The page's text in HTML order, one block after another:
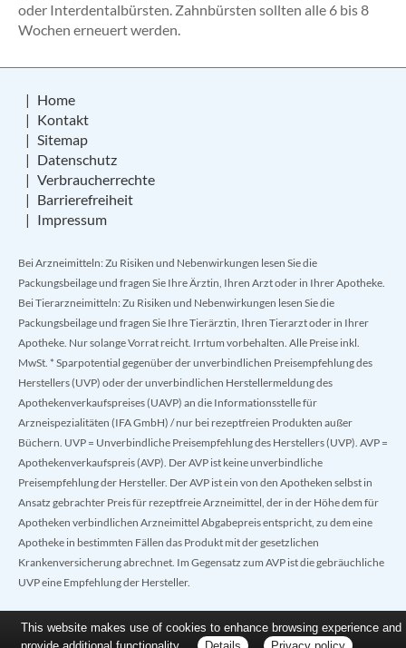
oder Interdentalbürsten. Zahnbürsten sollten alle 6 bis 8
Wochen erneuert werden.
Home
Kontakt
Sitemap
Datenschutz
Verbraucherrechte
Barrierefreiheit
Impressum
Bei Arzneimitteln: Zu Risiken und Nebenwirkungen lesen Sie die
Packungsbeilage und fragen Sie Ihre Ärztin, Ihren Arzt oder in Ihrer Apotheke.
Bei Tierarzneimitteln: Zu Risiken und Nebenwirkungen lesen Sie die
Packungsbeilage und fragen Sie Ihre Tierärztin, Ihren Tierarzt oder in Ihrer
Apotheke. Nur solange Vorrat reicht. Irrtum vorbehalten. Alle Preise inkl.
MwSt. * Sparpotential gegenüber der unverbindlichen Preisempfehlung des
Herstellers (UVP) oder der unverbindlichen Herstellermeldung des
Apothekenverkaufspreises (UAVP) an die Informationsstelle für
Arzneispezialitäten (IFA GmbH) / nur bei rezeptfreien Produkten außer
Büchern. UVP = Unverbindliche Preisempfehlung des Herstellers (UVP). AVP =
Apothekenverkaufspreis (AVP). Der AVP ist keine unverbindliche
Preisempfehlung der Hersteller. Der AVP ist ein von den Apotheken selbst in
Ansatz gebrachter Preis für rezeptfreie Arzneimittel, der in der Höhe dem für
Apotheken verbindlichen Arzneimittel Abgabepreis entspricht, zu dem eine
Apotheke in bestimmten Fällen das Produkt mit der gesetzlichen
Krankenversicherung abrechnet. Im Gegensatz zum AVP ist die gebräuchliche
UVP eine Empfehlung der Hersteller.
This website makes use of cookies to enhance browsing experience and